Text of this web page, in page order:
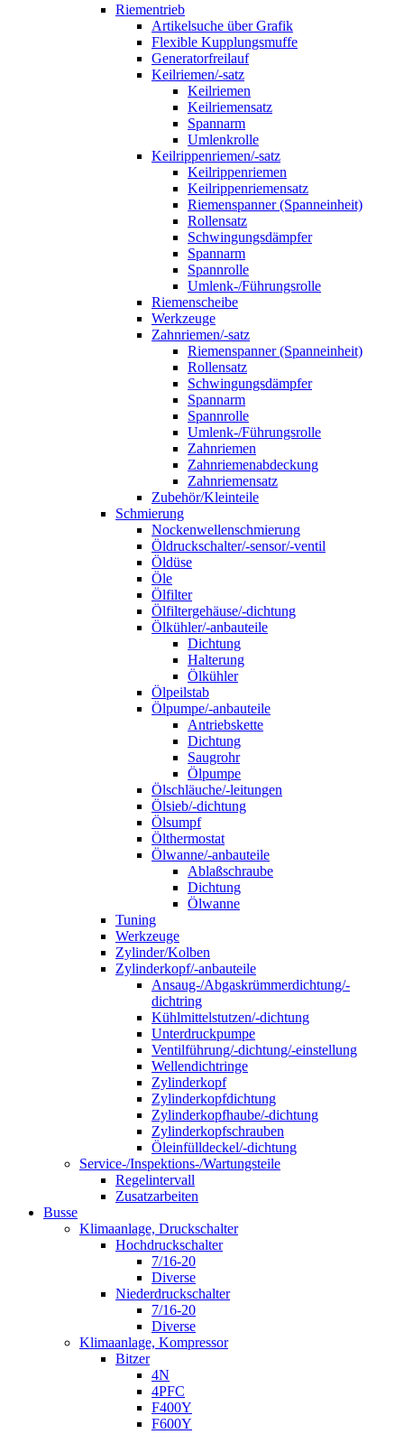
Riementrieb
Artikelsuche über Grafik
Flexible Kupplungsmuffe
Generatorfreilauf
Keilriemen/-satz
Keilriemen
Keilriemensatz
Spannarm
Umlenkrolle
Keilrippenriemen/-satz
Keilrippenriemen
Keilrippenriemensatz
Riemenspanner (Spanneinheit)
Rollensatz
Schwingungsdämpfer
Spannarm
Spannrolle
Umlenk-/Führungsrolle
Riemenscheibe
Werkzeuge
Zahnriemen/-satz
Riemenspanner (Spanneinheit)
Rollensatz
Schwingungsdämpfer
Spannarm
Spannrolle
Umlenk-/Führungsrolle
Zahnriemen
Zahnriemenabdeckung
Zahnriemensatz
Zubehör/Kleinteile
Schmierung
Nockenwellenschmierung
Öldruckschalter/-sensor/-ventil
Öldüse
Öle
Ölfilter
Ölfiltergehäuse/-dichtung
Ölkühler/-anbauteile
Dichtung
Halterung
Ölkühler
Ölpeilstab
Ölpumpe/-anbauteile
Antriebskette
Dichtung
Saugrohr
Ölpumpe
Ölschläuche/-leitungen
Ölsieb/-dichtung
Ölsumpf
Ölthermostat
Ölwanne/-anbauteile
Ablaßschraube
Dichtung
Ölwanne
Tuning
Werkzeuge
Zylinder/Kolben
Zylinderkopf/-anbauteile
Ansaug-/Abgaskrümmerdichtung/-
dichtring
Kühlmittelstutzen/-dichtung
Unterdruckpumpe
Ventilführung/-dichtung/-einstellung
Wellendichtringe
Zylinderkopf
Zylinderkopfdichtung
Zylinderkopfhaube/-dichtung
Zylinderkopfschrauben
Öleinfülldeckel/-dichtung
Service-/Inspektions-/Wartungsteile
Regelintervall
Zusatzarbeiten
Busse
Klimaanlage, Druckschalter
Hochdruckschalter
7/16-20
Diverse
Niederdruckschalter
7/16-20
Diverse
Klimaanlage, Kompressor
Bitzer
4N
4PFC
F400Y
F600Y